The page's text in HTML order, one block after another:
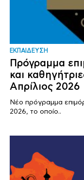
ΕΚΠΑΙΔΕΥΣΗ
Πρόγραμμα
και
Απρίλιος 2026
Νέο πρόγραμμα
2026, το οποίο..